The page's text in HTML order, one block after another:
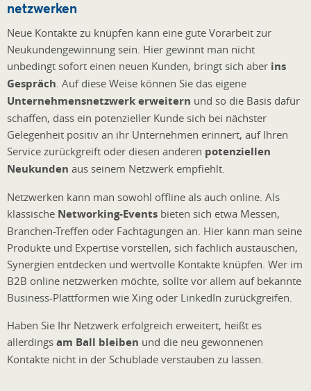
netzwerken
Neue Kontakte zu knüpfen kann eine gute Vorarbeit zur
Neukundengewinnung sein. Hier gewinnt man nicht
unbedingt sofort einen neuen Kunden, bringt sich aber ins
Gespräch . Auf diese Weise können Sie das eigene
Unternehmensnetzwerk erweitern und so die Basis dafür
schaffen, dass ein potenzieller Kunde sich bei nächster
Gelegenheit positiv an ihr Unternehmen erinnert, auf Ihren
Service zurückgreift oder diesen anderen potenziellen
Neukunden aus seinem Netzwerk empfiehlt.
Netzwerken kann man sowohl offline als auch online. Als
klassische Networking-Events bieten sich etwa Messen,
Branchen-Treffen oder Fachtagungen an. Hier kann man seine
Produkte und Expertise vorstellen, sich fachlich austauschen,
Synergien entdecken und wertvolle Kontakte knüpfen. Wer im
B2B online netzwerken möchte, sollte vor allem auf bekannte
Business-Plattformen wie Xing oder LinkedIn zurückgreifen.
Haben Sie Ihr Netzwerk erfolgreich erweitert, heißt es
allerdings am Ball bleiben und die neu gewonnenen
Kontakte nicht in der Schublade verstauben zu lassen.